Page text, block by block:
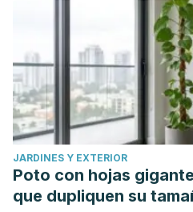
motivación como factor en
Cuadernos de Educación y
JARDINES Y EXTERIOR
Poto con hojas
que dupliquen su